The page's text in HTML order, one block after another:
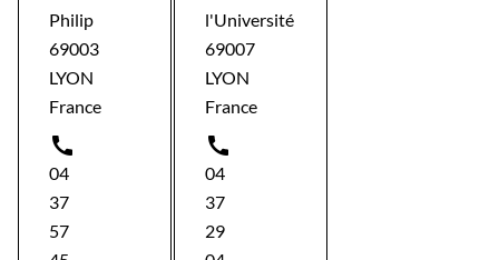
Philip
69003
LYON
France

04
37
57
l'Université
69007
LYON
France

04
37
29